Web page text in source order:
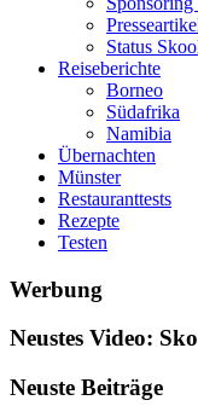
Status
Reiseberichte
Borneo
Südafrika
Namibia
Übernachten
Münster
Restauranttests
Rezepte
Testen
Werbung
Neustes Video:
Neuste Beiträge